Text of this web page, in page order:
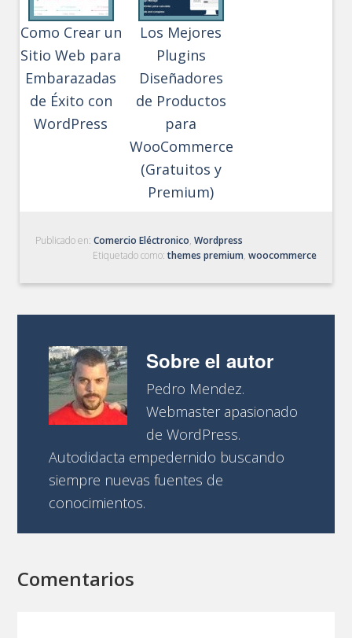
Como Crear un
Sitio Web para
Embarazadas
de Éxito con
WordPress
Los Mejores
Plugins
Diseñadores
de Productos
para
WooCommerce
(Gratuitos y
Premium)
Publicado en:Comercio Eléctronico,Wordpress
Etiquetado como: themes premium, woocommerce
Sobre el autor
Pedro Mendez.
Webmaster apasionado
de WordPress.
Autodidacta empedernido buscando
siempre nuevas fuentes de
conocimientos.
Comentarios